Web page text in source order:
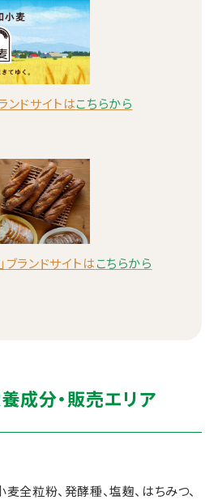
ンドサイトはこちらから
ランドサイトはこちらから
成分・販売エリア
麦全粒粉、発酵種、塩麹、はちみつ、